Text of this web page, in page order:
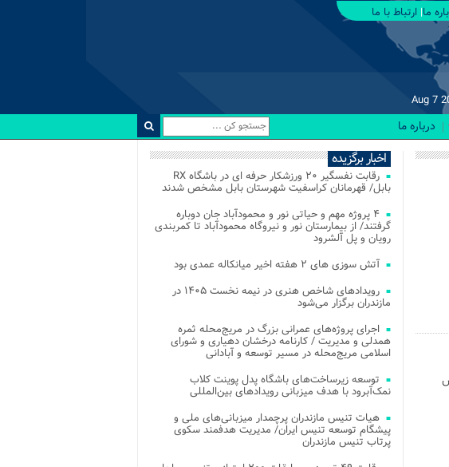
ما ارتباط با ما
Aug 7
درباره ما
اخبار برگزیده
رقابت نفسگیر ۲۰ ورزشکار حرفه ای در باشگاه RX
بابل/ قهرمانان کراسفیت شهرستان بابل مشخص شدند
۴ پروژه مهم و حیاتی نور و محمودآباد جان دوباره
گرفتند/ از بیمارستان نور و نیروگاه محمودآباد تا کمربندی
رویان و پل آلشرود
آتش‌ سوزی‌ های ۲ هفته اخیر میانکاله عمدی بود
رویدادهای شاخص هنری در نیمه نخست ۱۴۰۵ در
مازندران برگزار می‌شود
اجرای پروژه‌های عمرانی بزرگ در مریج‌محله ثمره
همدلی و مدیریت / کارنامه درخشان دهیاری و شورای
اسلامی مریج‌محله در مسیر توسعه و آبادانی
توسعه زیرساخت‌های باشگاه پدل پوینت کلاب
نمک‌آبرود با هدف میزبانی رویدادهای بین‌المللی
هیات تنیس مازندران پرچمدار میزبانی‌های ملی و
پیشگام توسعه تنیس ایران/ مدیریت هدفمند سکوی
پرتاب تنیس مازندران